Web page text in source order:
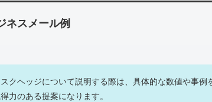
ネスメール例
クヘッジについて説明する際は、具体的な数値や事例
力のある提案になります。